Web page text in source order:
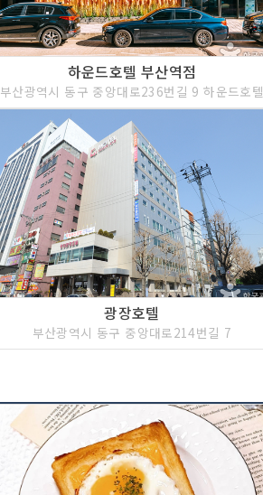
하운드호텔 부산역점
부산광역시 동구 중앙대로236번길 9 하운드호텔
광장호텔
부산광역시 동구 중앙대로214번길 7